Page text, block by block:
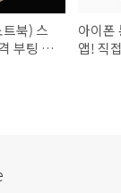
북) 스
부팅 방
아이폰
앱! 직